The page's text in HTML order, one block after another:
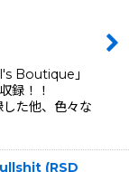
Boutique」
録！！
た他、色々な
(RSD